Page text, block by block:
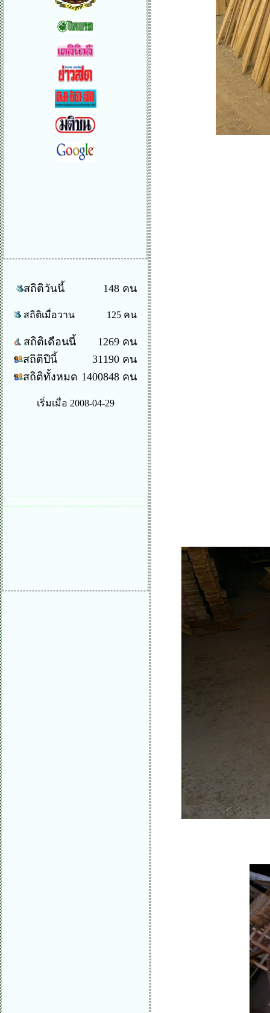
สถิติวันนี้ 148 คน
สถิติเมื่อวาน 125 คน
สถิติเดือนนี้
สถิติปีนี้
สถิติทั้งหมด
1269 คน
31190 คน
1400848 คน
เริ่มเมื่อ 2008-04-29